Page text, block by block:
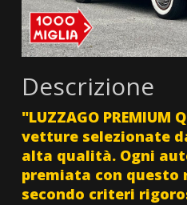
Descrizione
"LUZZAGO PREMIUM
vetture selezionate
alta qualità. Ogni
premiata con questo
secondo criteri